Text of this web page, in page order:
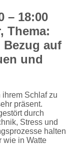
– 18:00
Thema:
Bezug auf
und
ihrem Schlaf zu
präsent.
durch
Stress und
halten
wie in Watte